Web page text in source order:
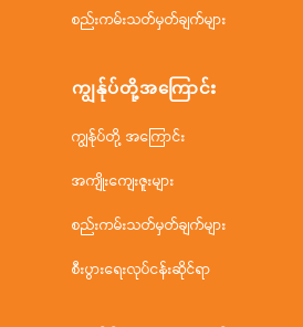
စည်းကမ်းသတ်မှတ်ချက်များ
ကျွန်ုပ်တို့အ‌ကြောင်း
ကျွန်ုပ်တို့ အကြောင်း
အကျိုးကျေးဇူးများ
စည်းကမ်းသတ်မှတ်ချက်များ
စီးပွားရေးလုပ်ငန်းဆိုင်ရာ